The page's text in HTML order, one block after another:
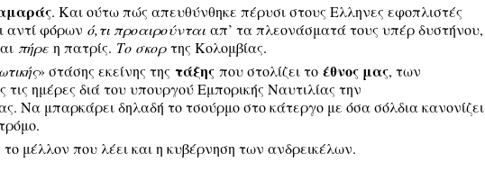
. Και ούτω πώς απευθύνθηκε πέρυσι στους Ελληνες εφοπλιστές
αντί φόρων ό,τι προαιρούνταιαπ’ τα πλεονάσματά τους υπέρ δυστήνου,
πήρεη πατρίς. Το σκορτης Κολομβίας.
» στάσης εκείνης της τάξηςπου στολίζει το έθνος μας, των
ημέρες διά του υπουργού Εμπορικής Ναυτιλίας την
Να μπαρκάρει δηλαδή το τσούρμο στο κάτεργο με όσα σόλδια κανονίζει
μέλλον που λέει και η κυβέρνηση των ανδρεικέλων.